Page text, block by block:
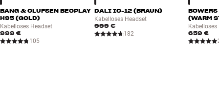
BANG & OLUFSEN BEOPLAY
H95 (GOLD)
Kabelloses Headset
999 €
105
DALI IO-12 (BRAUN)
Kabelloses Headset
999 €
182
(WARM
Kabelloses
659 €